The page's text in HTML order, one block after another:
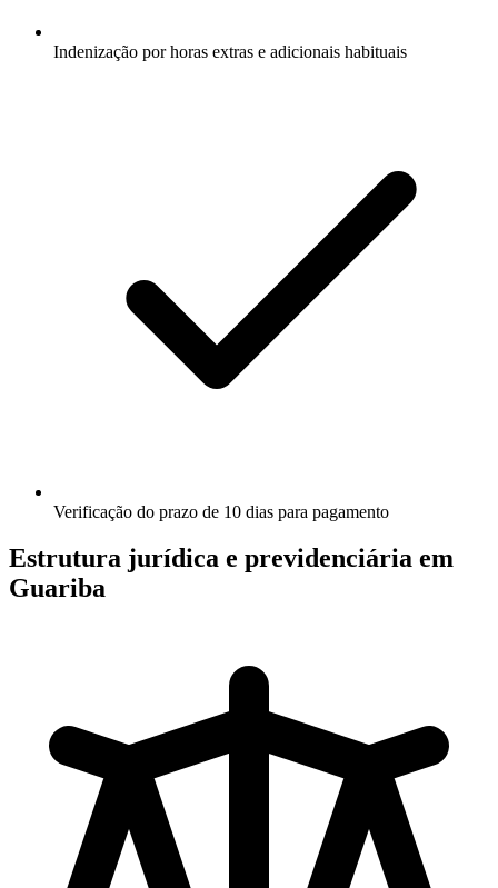
Indenização por horas extras e adicionais habituais
Verificação do prazo de 10 dias para pagamento
Estrutura jurídica e previdenciária em
Guariba